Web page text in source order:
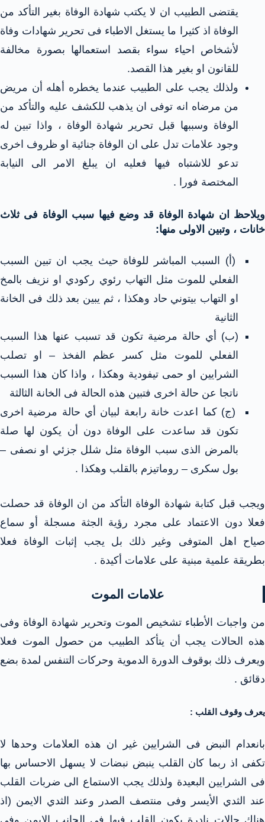
يقتضى الطبيب ان لا يكتب شهادة الوفاة بغير التأكد من
الوفاة اذ كثيرا ما يستغل الاطباء فى تحرير شهادات وفاة
لأشخاص احياء سواء بقصد استعمالها بصورة مخالفة
للقانون او بغير هذا القصد.
ولذلك يجب على الطبيب عندما يخطره أهله أن مريض
من مرضاه انه توفى ان يذهب للكشف عليه والتأكد من
الوفاة وسببها قبل تحرير شهادة الوفاة ، واذا تبين له
وجود علامات تدل على ان الوفاة جنائية او ظروف اخرى
تدعو للاشتباه فيها فعليه ان يبلغ الامر الى النيابة
المختصة فورا .
ويلاحظ ان شهادة الوفاة قد وضع فيها سبب الوفاة فى ثلاث
خانات ، وتبين الاولى منها:
(أ) السبب المباشر للوفاة حيث يجب ان تبين السبب
الفعلي للموت مثل التهاب رئوي ركودي او نزيف بالمخ
او التهاب بيتوني حاد وهكذا ، ثم يبين بعد ذلك فى الخانة
الثانية
(ب) أي حالة مرضية تكون قد تسبب عنها هذا السبب
الفعلي للموت مثل كسر عظم الفخذ – او تصلب
الشرايين او حمى تيفودية وهكذا ، واذا كان هذا السبب
ناتجا عن حالة اخرى فتبين هذه الحالة فى الخانة الثالثة
(ج) كما اعدت خانة رابعة لبيان أي حالة مرضية اخرى
تكون قد ساعدت على الوفاة دون أن يكون لها صلة
بالمرض الذى سبب الوفاة مثل شلل جزئي او نصفى –
بول سكرى – روماتيزم بالقلب وهكذا .
ويجب قبل كتابة شهادة الوفاة التأكد من ان الوفاة قد حصلت
فعلا دون الاعتماد على مجرد رؤية الجثة مسجلة أو سماع
صياح اهل المتوفى وغير ذلك بل يجب إثبات الوفاة فعلا
بطريقة علمية مبنية على علامات أكيدة .
علامات الموت
من واجبات الأطباء تشخيص الموت وتحرير شهادة الوفاة وفى
هذه الحالات يجب أن يتأكد الطبيب من حصول الموت فعلا
ويعرف ذلك بوقوف الدورة الدموية وحركات التنفس لمدة بضع
دقائق .
يعرف وقوف القلب :
بانعدام النبض فى الشرايين غير ان هذه العلامات وحدها لا
تكفى اذ ربما كان القلب ينبض نبضات لا يسهل الاحساس بها
فى الشرايين البعيدة ولذلك يجب الاستماع الى ضربات القلب
عند الثدي الأيسر وفى منتصف الصدر وعند الثدي الايمن (اذ
هناك حالات نادرة يكون القلب فيها فى الجانب الايمن وفى